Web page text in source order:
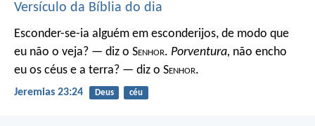
Versículo da Bíblia do dia
Esconder-se-ia alguém em esconderijos, de modo que
eu não o veja? — diz o Senhor. Porventura, não encho
eu os céus e a terra? — diz o Senhor.
Jeremias 23:24 Deus céu